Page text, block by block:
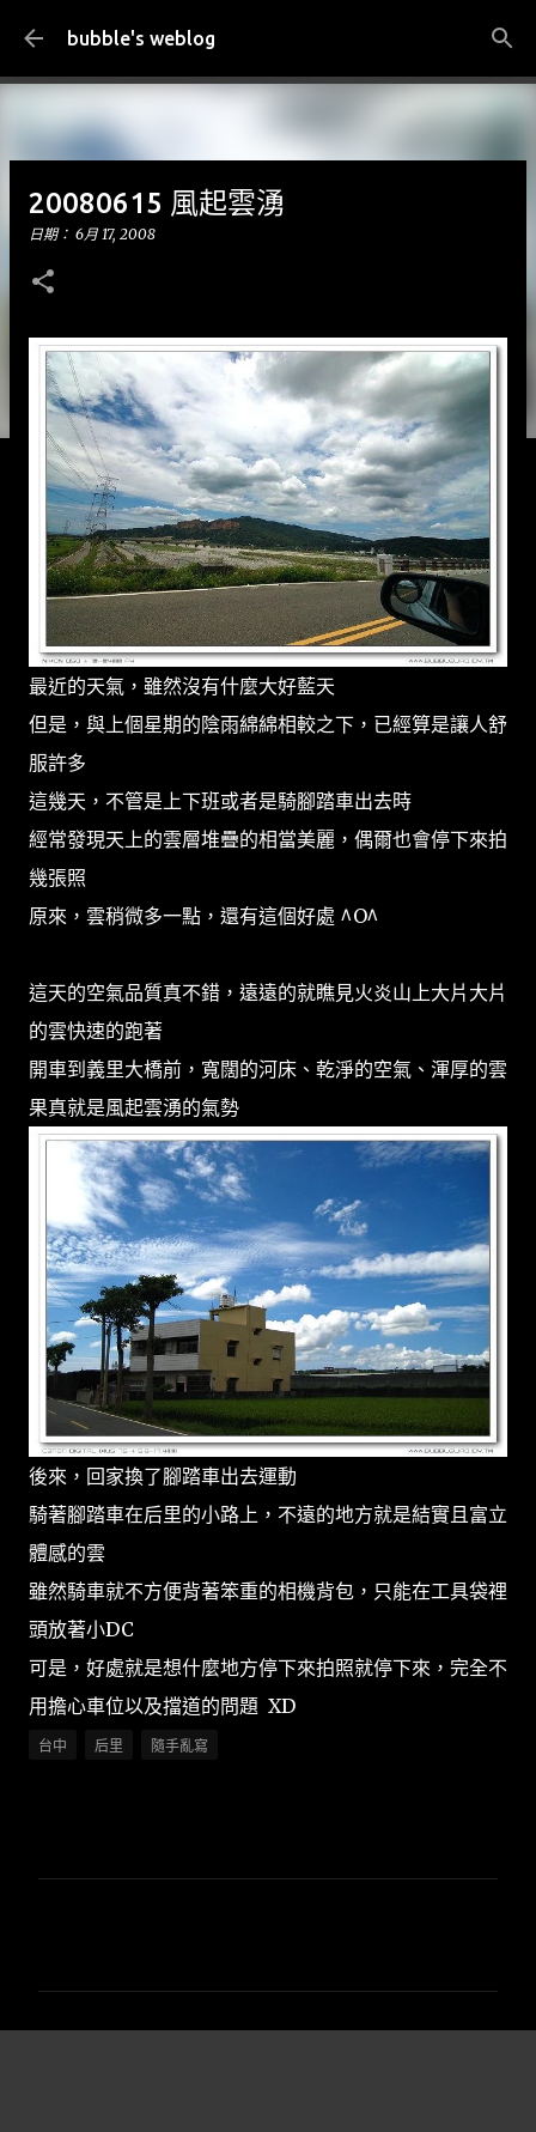
跳到主要內容
bubble's weblog
20080615 風起雲湧
日期： 6月 17, 2008
最近的天氣，雖然沒有什麼大好藍天
但是，與上個星期的陰雨綿綿相較之下，已經算是讓人舒
服許多
這幾天，不管是上下班或者是騎腳踏車出去時
經常發現天上的雲層堆疊的相當美麗，偶爾也會停下來拍
幾張照
原來，雲稍微多一點，還有這個好處 ^O^
這天的空氣品質真不錯，遠遠的就瞧見火炎山上大片大片
的雲快速的跑著
開車到義里大橋前，寬闊的河床、乾淨的空氣、渾厚的雲
果真就是風起雲湧的氣勢
後來，回家換了腳踏車出去運動
騎著腳踏車在后里的小路上，不遠的地方就是結實且富立
體感的雲
雖然騎車就不方便背著笨重的相機背包，只能在工具袋裡
頭放著小DC
可是，好處就是想什麼地方停下來拍照就停下來，完全不
用擔心車位以及擋道的問題 XD
台中 后里 隨手亂寫